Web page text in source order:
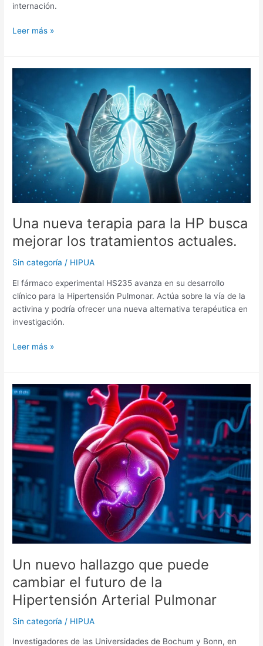
internación.
Leer más »
Una nueva terapia para la HP busca
mejorar los tratamientos actuales.
Sin categoría / HIPUA
El fármaco experimental HS235 avanza en su desarrollo
clínico para la Hipertensión Pulmonar. Actúa sobre la vía de la
activina y podría ofrecer una nueva alternativa terapéutica en
investigación.
terapia
para
la
HP
busca
mejorar
los
tratamientos
actuales.
Leer más »
Un nuevo hallazgo que puede
cambiar el futuro de la
Hipertensión Arterial Pulmonar
Sin categoría / HIPUA
Investigadores de las Universidades de Bochum y Bonn, en
Un
nuevo
hallazgo
que
puede
cambiar
el
futuro
de
Hipertensión
Arterial
Pulmonar